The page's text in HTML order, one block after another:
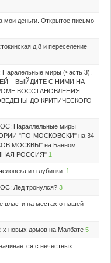
мои деньги. Открытое письмо
д.8 и переселение
миры (часть 3).
– ВЫЙДИТЕ С НИМИ НА
ВОССТАНОВЛЕНИЯ
ДО КРИТИЧЕСКОГО
Параллельные миры
"ПО-МОСКОВСКИ" на 34
МОСКВЫ" на Банном
РОССИЯ" 1
из глубинки. 1
Лед тронулся? 3
власти на местах о нашей
х новых домов на Малбате 5
с нечестных